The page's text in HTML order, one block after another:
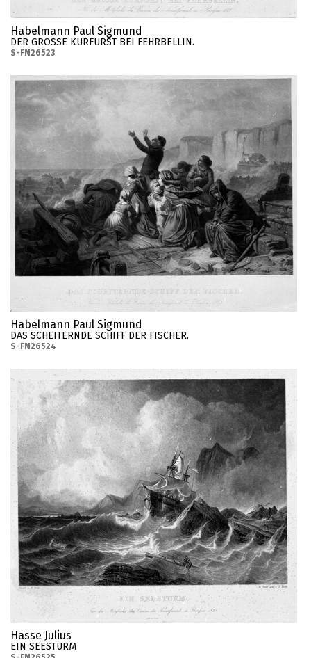
Habelmann Paul Sigmund
DER GROSSE KURFURST BEI FEHRBELLIN.
S-FN26523
Habelmann Paul Sigmund
DAS SCHEITERNDE SCHIFF DER FISCHER.
S-FN26524
Hasse Julius
EIN SEESTURM